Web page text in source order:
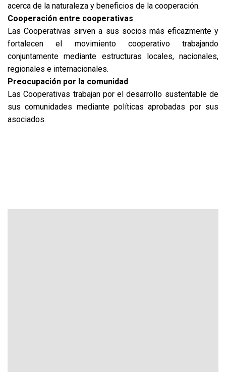
acerca de la naturaleza y beneficios de la cooperación.
Cooperación entre cooperativas
Las Cooperativas sirven a sus socios más eficazmente y
fortalecen el movimiento cooperativo trabajando
conjuntamente mediante estructuras locales, nacionales,
regionales e internacionales.
Preocupación por la comunidad
Las Cooperativas trabajan por el desarrollo sustentable de
sus comunidades mediante políticas aprobadas por sus
asociados.